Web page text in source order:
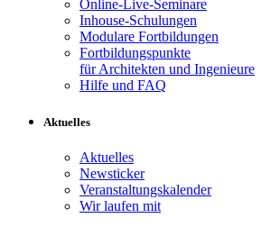
Online-Live-Seminare
Inhouse-Schulungen
Modulare Fortbildungen
Fortbildungspunkte
für Architekten und Ingenieure
Hilfe und FAQ
Aktuelles
Aktuelles
Newsticker
Veranstaltungskalender
Wir laufen mit